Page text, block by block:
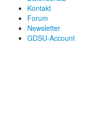
Kontakt
Forum
Newsletter
GDSU-Account